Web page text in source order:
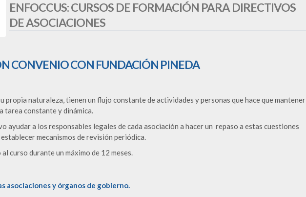
ENFOCCUS: CURSOS DE FORMACIÓN PARA DIRECTIVOS
DE ASOCIACIONES
CONVENIO CON FUNDACIÓN PINEDA
propia naturaleza, tienen un flujo constante de actividades y personas que hace que mantener
tarea constante y dinámica.
ayudar a los responsables legales de cada asociación a hacer un repaso a estas cuestiones
mecanismos de revisión periódica.
curso durante un máximo de 12 meses.
asociaciones y órganos de gobierno.